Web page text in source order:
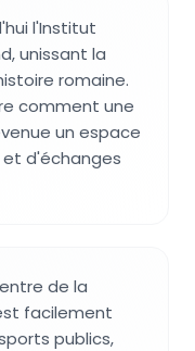
l'Institut
unissant la
romaine.
comment une
un espace
d'échanges
de la
facilement
publics,